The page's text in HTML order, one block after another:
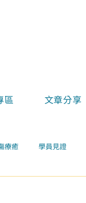
區 文章分享
療癒 學員見證